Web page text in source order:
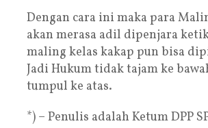
Dengan cara ini maka para
akan merasa adil dipenjara
maling kelas kakap pun bisa
Jadi Hukum tidak tajam ke
tumpul ke atas.
*) – Penulis adalah Ketum DPP